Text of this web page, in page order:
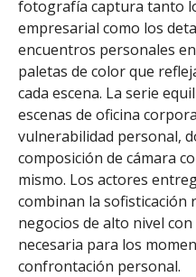
fotografía captura tanto
empresarial como los
encuentros personales
paletas de color que
cada escena. La serie
escenas de oficina
vulnerabilidad personal,
composición de cámara
mismo. Los actores
combinan la sofisticación
negocios de alto nivel
necesaria para los
confrontación personal.